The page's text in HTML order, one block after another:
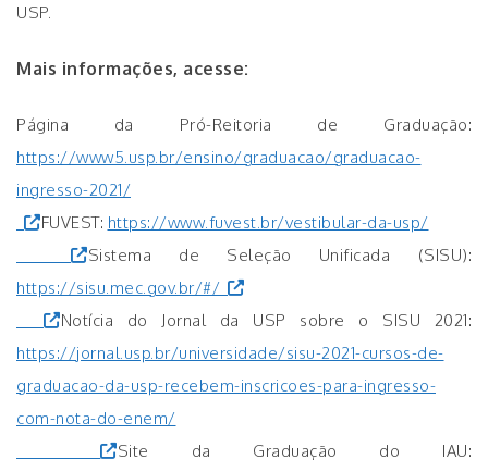
USP.
Mais informações, acesse:
Página da Pró-Reitoria de Graduação:
https://www5.usp.br/ensino/graduacao/graduacao-
ingresso-2021/
FUVEST: https://www.fuvest.br/vestibular-da-usp/
Sistema de Seleção Unificada (SISU):
https://sisu.mec.gov.br/#/
Notícia do Jornal da USP sobre o SISU 2021:
https://jornal.usp.br/universidade/sisu-2021-cursos-de-
graduacao-da-usp-recebem-inscricoes-para-ingresso-
com-nota-do-enem/
Site da Graduação do IAU: